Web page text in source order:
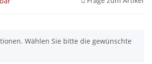
Wählen Sie bitte die gewünschte